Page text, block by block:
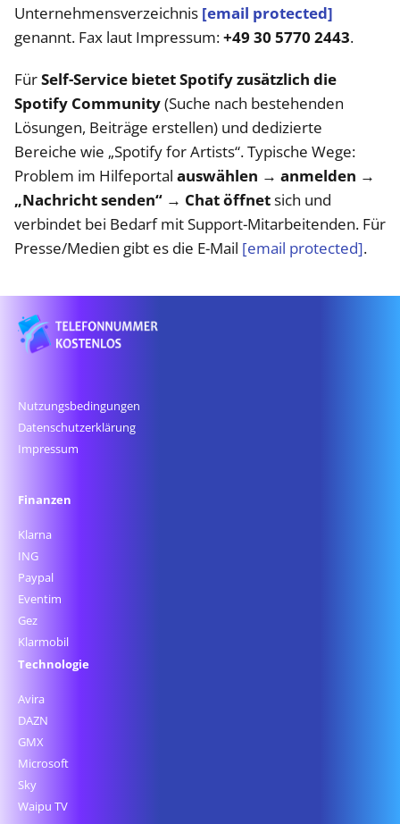
Unternehmensverzeichnis [email protected]
genannt. Fax laut Impressum:+49 30 5770 2443.
FürSelf-Service bietet Spotify zusätzlich die
Spotify Community(Suche nach bestehenden
Lösungen, Beiträge erstellen) und dedizierte
Bereiche wie „Spotify for Artists“. Typische Wege:
Problem im Hilfeportal auswählen → anmelden →
„Nachricht senden“ → Chat öffnetsich und
verbindet bei Bedarf mit Support-Mitarbeitenden. Für
Presse/Medien gibt es die E-Mail [email protected].
Nutzungsbedingungen
Datenschutz­erklärung
Impressum
Finanzen
Klarna
ING
Paypal
Eventim
Gez
Klarmobil
Technologie
Avira
DAZN
GMX
Microsoft
Sky
Waipu TV